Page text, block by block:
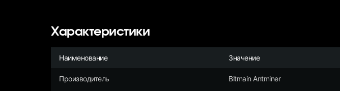
Характеристики
Наименование Значение
Производитель Bitmain Antminer